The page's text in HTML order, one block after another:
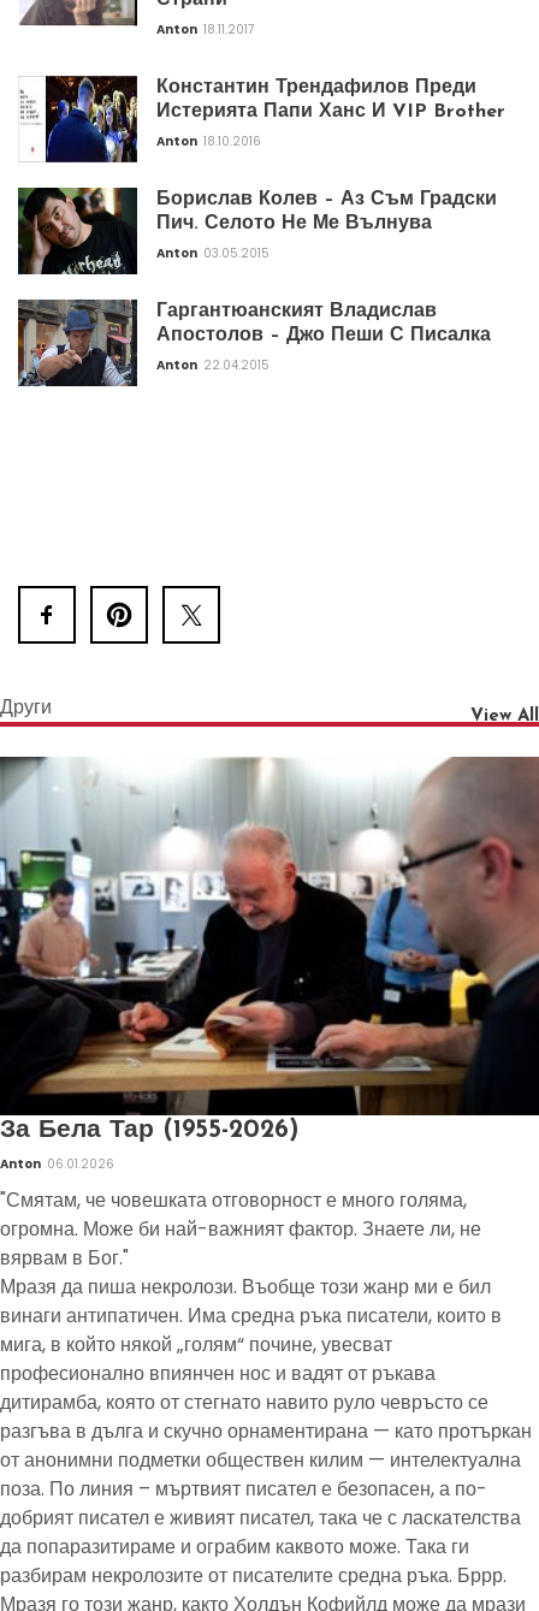
Anton 18.11.2017
Константин Трендафилов Преди
Истерията Папи Ханс И VIP Brother
Anton 18.10.2016
Борислав Колев – Аз Съм Градски
Пич. Селото Не Ме Вълнува
Anton 03.05.2015
Гаргантюанският Владислав
Апостолов – Джо Пеши С Писалка
Anton 22.04.2015
Други View All
За Бела Тар (1955-2026)
Anton 06.01.2026
"Смятам, че човешката отговорност е много голяма,
огромна. Може би най-важният фактор. Знаете ли, не
вярвам в Бог."
Мразя да пиша некролози. Въобще този жанр ми е бил
винаги антипатичен. Има средна ръка писатели, които в
мига, в който някой „голям“ почине, увесват
професионално впиянчен нос и вадят от ръкава
дитирамба, която от стегнато навито руло чевръсто се
разгъва в дълга и скучно орнаментирана — като протъркан
от анонимни подметки обществен килим — интелектуална
поза. По линия – мъртвият писател е безопасен, а по-
добрият писател е живият писател, така че с ласкателства
да попаразитираме и ограбим каквото може. Така ги
разбирам некролозите от писателите средна ръка. Бррр.
Мразя го този жанр, както Холдън Кофийлд може да мрази